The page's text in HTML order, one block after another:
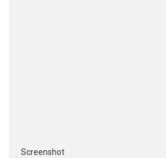
Screenshot